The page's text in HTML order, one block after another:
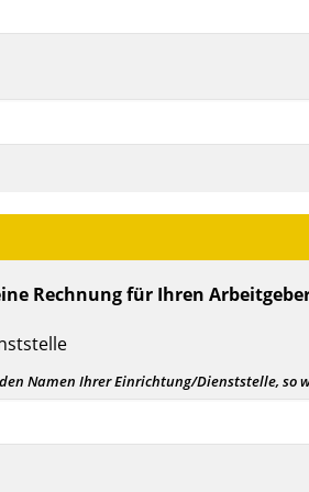
Rechnung für Ihren
Namen Ihrer Einrichtung/Dienststelle, so